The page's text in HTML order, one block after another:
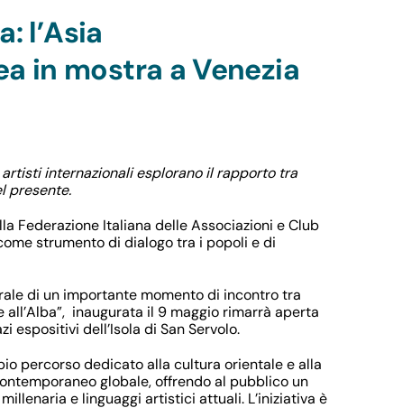
l’Asia
in mostra a Venezia
internazionali esplorano il rapporto tra
presente.
Federazione Italiana delle Associazioni e Club
come strumento di dialogo tra i popoli e di
di un importante momento di incontro tra
all’Alba”, inaugurata il 9 maggio rimarrà aperta
espositivi dell’Isola di San Servolo.
percorso dedicato alla cultura orientale e alla
globale, offrendo al pubblico un
e linguaggi artistici attuali. L’iniziativa è